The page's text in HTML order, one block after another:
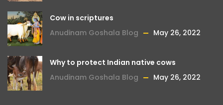
Cow in scriptures
Anudinam Goshala Blog
May 26, 2022
Why to protect Indian native cows
Anudinam Goshala Blog
May 26, 2022